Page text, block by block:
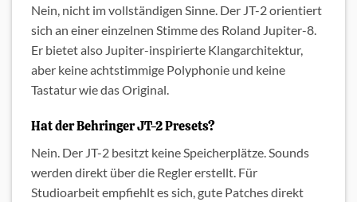
Nein, nicht im vollständigen Sinne. Der JT-2 orientiert
sich an einer einzelnen Stimme des Roland Jupiter-8.
Er bietet also Jupiter-inspirierte Klangarchitektur,
aber keine achtstimmige Polyphonie und keine
Tastatur wie das Original.
Hat der Behringer JT-2 Presets?
Nein. Der JT-2 besitzt keine Speicherplätze. Sounds
werden direkt über die Regler erstellt. Für
Studioarbeit empfiehlt es sich, gute Patches direkt